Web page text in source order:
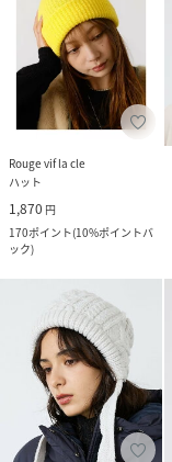
Rouge vif la cle
ハット
1,870 円
170ポイント(10%ポイントバ
ック)